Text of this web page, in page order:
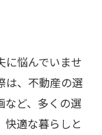
に悩んでいませ
は、不動産の選
など、多くの選
適な暮らしと